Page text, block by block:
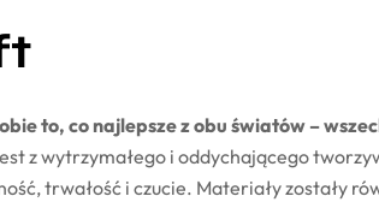
to, co najlepsze z obu światów –
z wytrzymałego i oddychającego
trwałość i czucie. Materiały zostały